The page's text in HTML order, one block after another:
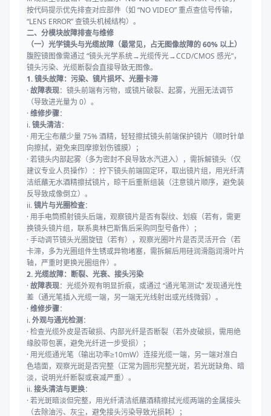
按代码提示优先排查对应部件（如 “NO VIDEO” 重点查信号传输，
“LENS ERROR” 查镜头机械结构）。
二、分模块故障排查与维修
（一）光学镜头与光缆故障（最常见，占无图像故障的 60% 以上）
腹腔镜图像需通过 “镜头光学系统→光缆传光→CCD/CMOS 感光”，
镜头污染、光缆断裂会直接导致无图像。
1. 镜头故障：污染、镜片损坏、光圈卡滞
·故障表现：镜头前端有污物，或镜片破裂、起雾，光圈无法调节
（导致进光量为 0）。
·维修步骤：
i.镜头清洁：
· 用无尘布蘸少量 75% 酒精，轻轻擦拭镜头前端保护镜片（顺时针单
向擦拭，避免来回摩擦划伤镀膜）；
· 若镜头内部起雾（多为密封不良导致水汽进入），需拆解镜头（仅
建议专业人员操作）：拧下镜头前端固定环，取出镜片组，用光纤清
洁纸蘸无水酒精擦拭镜片，晾干后重新组装（注意镜片顺序，避免装
反导致成像倒立）。
ii.镜片与光圈检查：
· 用手电筒照射镜头后端，观察镜片是否有裂纹、划痕（若有，需更
换镜头镜片组，联系奥林巴斯售后采购同型号备件）；
· 手动调节镜头光圈旋钮（若有），观察光圈叶片是否灵活开合（若
卡滞，多为光圈组件生锈或异物堵塞，需拆解后用硅润滑脂润滑叶片
轴，严重时更换光圈组件）。
2. 光缆故障：断裂、光衰、接头污染
·故障表现：光缆外观有明显折痕，或通过 “通光笔测试” 发现通光性
差（通光笔插入光缆一端，另一端无光线射出或光线微弱）。
·维修步骤：
i.外观与通光检测 ：
· 检查光缆外皮是否破损、内部光纤是否断裂（若外皮破损，需用绝
缘胶带包裹，避免光纤进一步受损）；
· 用光缆通光笔（输出功率≥10mW）连接光缆一端，另一端对准白
色墙面，观察光斑是否完整（正常为圆形完整光斑，若光斑缺角、暗
淡，说明光纤断裂或衰减严重）。
ii.接头清洁与更换：
· 若光斑暗淡但完整，用光纤清洁纸蘸酒精擦拭光缆两端的金属接头
（去除油污、灰尘，避免接头污染导致光损耗）；